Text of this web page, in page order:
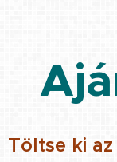
Töltse ki